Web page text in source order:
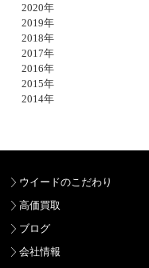
2020年
2019年
2018年
2017年
2016年
2015年
2014年
ウイードのこだわり
高価買取
ブログ
会社情報